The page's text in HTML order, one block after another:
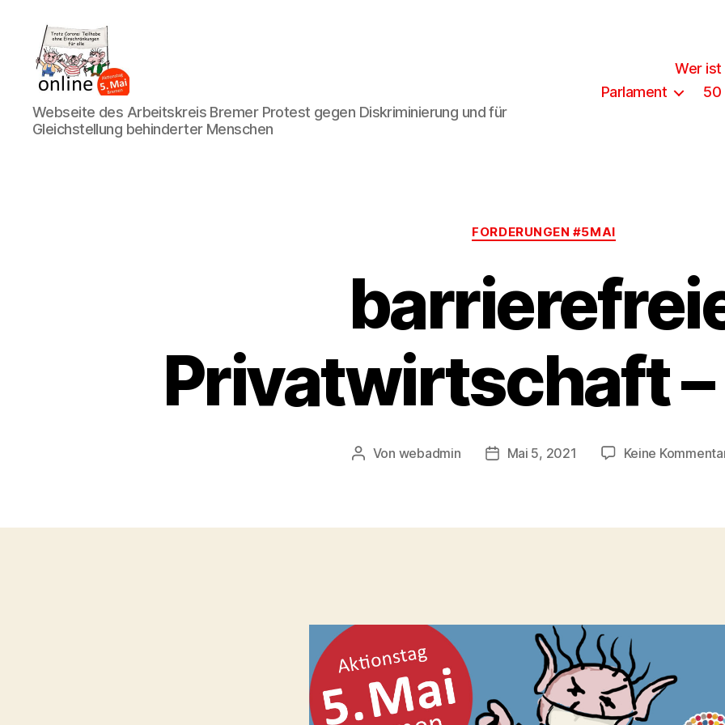
AK
Bremer
Protest
Webseite des Arbeitskreis Bremer Protest gegen Diskriminierung und für
Gleichstellung behinderter Menschen
Wer ist
Parlament
50
Kategorien
FORDERUNGEN #5MAI
Privatwirtschaft
Beitragsautor
Von webadmin Beitragsdatum
Mai 5, 2021 Keine